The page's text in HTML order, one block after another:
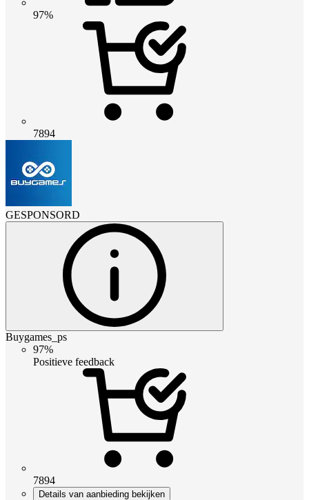
97%
7894
GESPONSORD
Buygames_ps
97%
Positieve feedback
7894
Details van aanbieding bekijken